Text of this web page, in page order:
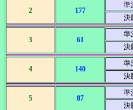
2 177
準
決
3 61
準
決
4 140
準
決
5 87
準
決